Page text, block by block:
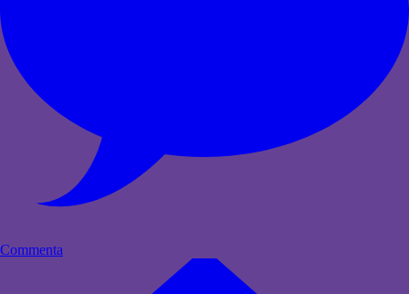
Commenta